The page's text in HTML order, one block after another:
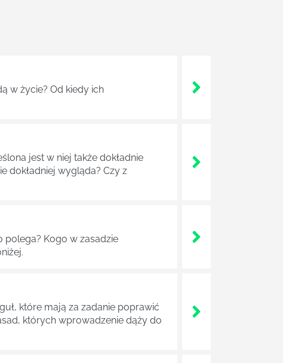
w życie? Od kiedy ich
jest w niej także dokładnie
dokładniej wygląda? Czy z
Kogo w zasadzie
które mają za zadanie poprawić
których wprowadzenie dąży do